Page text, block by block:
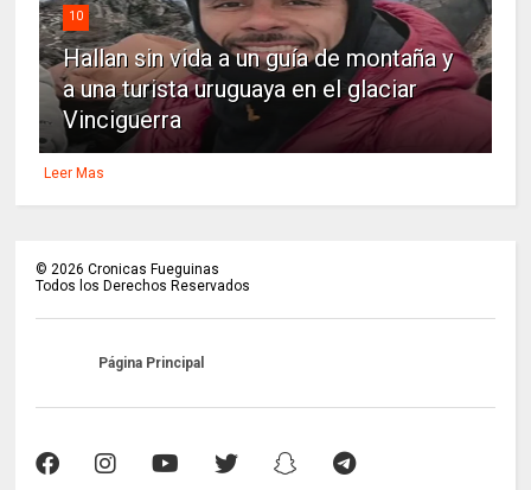
10
Hallan sin vida a un guía de montaña y
a una turista uruguaya en el glaciar
Vinciguerra
Leer Mas
© 2026 Cronicas Fueguinas
Todos los Derechos Reservados
Página Principal